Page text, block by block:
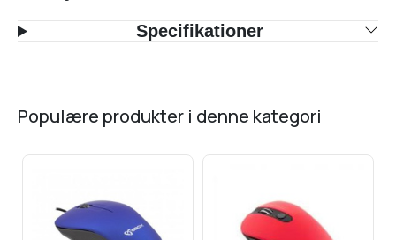
Specifikationer
populære produkter i denne kategori